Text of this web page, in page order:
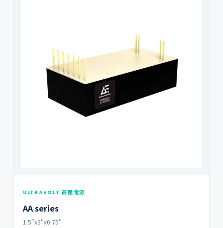
ULTRAVOLT 高壓電源
AA series
1.5"x3"x0.75"